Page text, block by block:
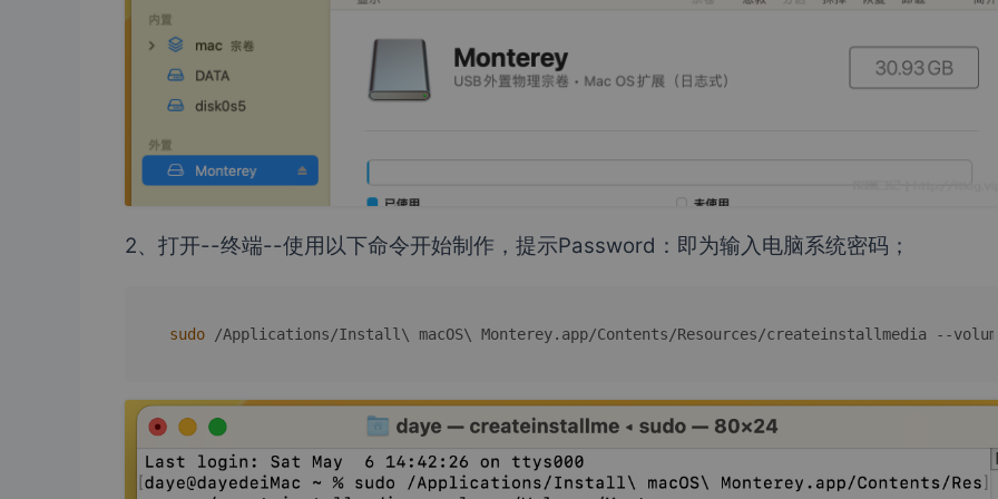
2、打开--终端--使用以下命令开始制作，提示Password：即为输入电脑系统密码；
sudo /Applications/Install\ macOS\ Monterey.app/Contents/Resources/createinstallmedia --volume